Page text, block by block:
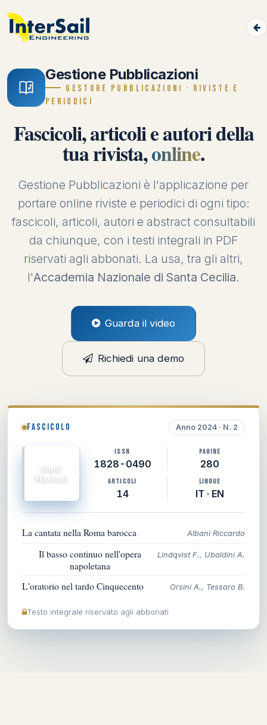
Gestione Pubblicazioni
GESTORE PUBBLICAZIONI · RIVISTE E
PERIODICI
Fascicoli, articoli e autori della
tua rivista,online.
Gestione Pubblicazioni è l'applicazione per
portare online riviste e periodici di ogni tipo:
fascicoli, articoli, autori e abstract consultabili
da chiunque, con i testi integrali in PDF
riservati agli abbonati. La usa, tra gli altri,
l'Accademia Nazionale di Santa Cecilia.
Guarda il video
Richiedi una demo
FASCICOLO Anno 2024 · N. 2
Studi
Musicali
ISSN
1828-0490
PAGINE
280
ARTICOLI
14
LINGUE
IT · EN
La cantata nella Roma barocca Albani Riccardo
Il basso continuo nell'opera
napoletana
Lindqvist F., Ubaldini A.
L'oratorio nel tardo Cinquecento Orsini A., Tessaro B.
Testo integrale riservato agli abbonati